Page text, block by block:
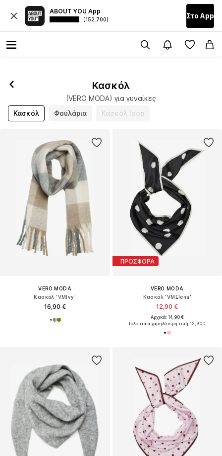
ABOUT YOU App
(152.700) Στο Αpp
Κασκόλ
(VERO MODA) για γυναίκες
Κασκόλ
Φουλάρια Κασκόλ loop
VERO MODA
Κασκόλ 'VMIvy'
16,90 €
ΠΡΟΣΦΟΡΑ
VERO MODA
Κασκόλ 'VMElena'
12,90 €
Αρχικά: 14,90 €
Τελευταία χαμηλότερη τιμή:12,90 €